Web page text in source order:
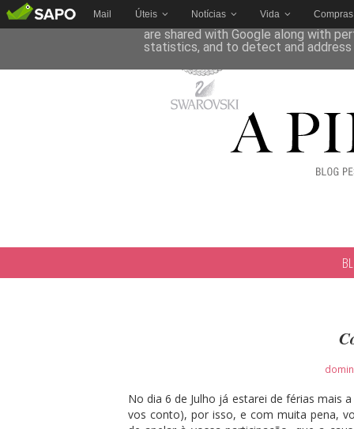
Mail Úteis Notícias Vida Compras
No dia 6 de Julho já estarei de férias mais
vos conto), por isso, e com muita pena,
This site uses cookies from Google
are shared with Google along with
statistics, and to detect and address